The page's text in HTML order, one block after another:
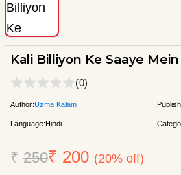
Kali Billiyon Ke Saaye
(0)
Author:Uzma Kalam
Language:Hindi
₹ 250₹ 200 (20% off)